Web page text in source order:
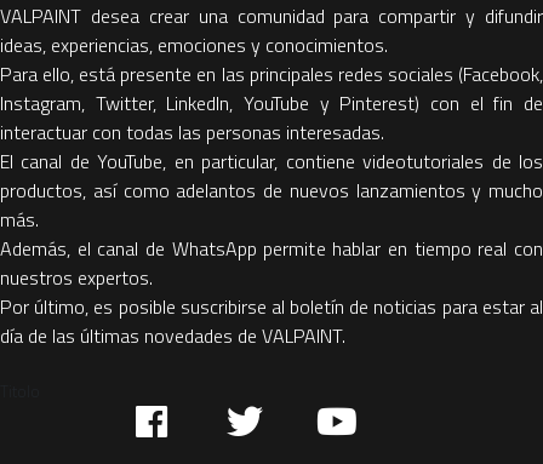
VALPAINT desea crear una comunidad para compartir y difundir
ideas, experiencias, emociones y conocimientos.
Para ello, está presente en las principales redes sociales (Facebook,
Instagram, Twitter, LinkedIn, YouTube y Pinterest) con el fin de
interactuar con todas las personas interesadas.
El canal de YouTube, en particular, contiene videotutoriales de los
productos, así como adelantos de nuevos lanzamientos y mucho
más.
Además, el canal de WhatsApp permite hablar en tiempo real con
nuestros expertos.
Por último, es posible suscribirse al boletín de noticias para estar al
día de las últimas novedades de VALPAINT.